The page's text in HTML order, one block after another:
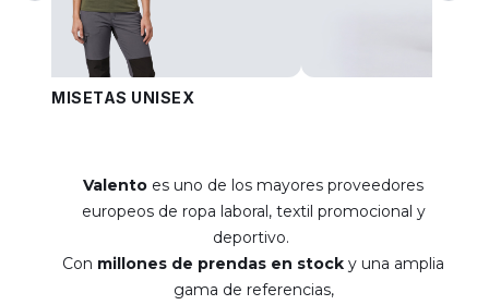
CAMISETAS UNISEX
Valento es uno de los mayores proveedores
europeos de ropa laboral, textil promocional y
deportivo.
Con millones de prendas en stock y una amplia
gama de referencias,